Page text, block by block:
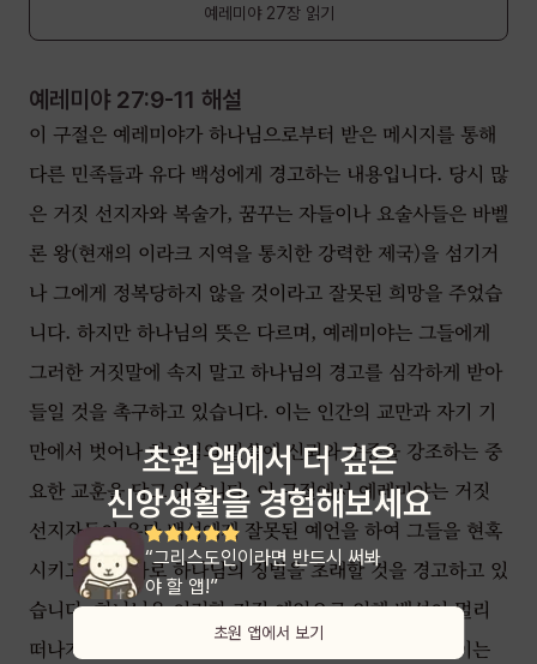
초원 앱에서 더 깊은
신앙생활을 경험해보세요
“그리스도인이라면 반드시 써봐
야 할 앱!”
초원 앱에서 보기
예레미야 27장읽기
예레미야 27:9-11 해설
이 구절은 예레미야가 하나님으로부터 받은 메시지를 통해
다른 민족들과 유다 백성에게 경고하는 내용입니다. 당시 많
은 거짓 선지자와 복술가, 꿈꾸는 자들이나 요술사들은 바벨
론 왕(현재의 이라크 지역을 통치한 강력한 제국)을 섬기거
나 그에게 정복당하지 않을 것이라고 잘못된 희망을 주었습
니다. 하지만 하나님의 뜻은 다르며, 예레미야는 그들에게
그러한 거짓말에 속지 말고 하나님의 경고를 심각하게 받아
들일 것을 촉구하고 있습니다. 이는 인간의 교만과 자기 기
만에서 벗어나 하나님의 말씀에 신뢰와 순종을 강조하는 중
요한 교훈을 담고 있습니다. 이 구절에서 예레미야는 거짓
선지자들이 유다 백성에게 잘못된 예언을 하여 그들을 현혹
시키고 그 결과로 하나님의 징벌을 초래할 것을 경고하고 있
습니다. 하나님은 이러한 거짓 예언으로 인해 백성이 멀리
떠나가고, 결국 멸망에 이를 것이라고 말씀하십니다. 이는